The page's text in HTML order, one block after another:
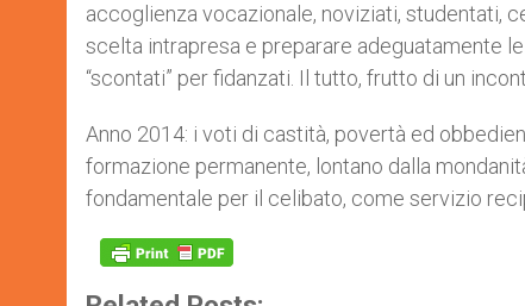
accoglienza vocazionale, noviziati, studentati,
scelta intrapresa e preparare adeguatamente
“scontati” per fidanzati. Il tutto, frutto di un
Anno 2014: i voti di castità, povertà ed
formazione permanente, lontano dalla
fondamentale per il celibato, come servizio